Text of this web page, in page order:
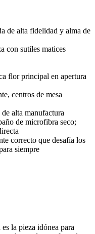
de alta fidelidad y alma de
con sutiles matices
flor principal en apertura
centros de mesa
alta manufactura
de microfibra seco;
correcto que desafía los
siempre
la pieza idónea para